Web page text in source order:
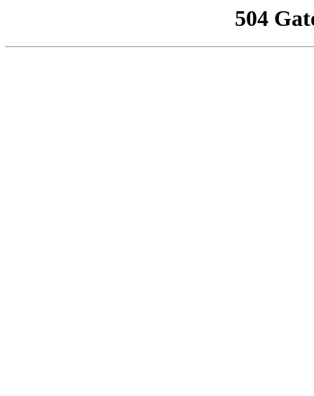
504